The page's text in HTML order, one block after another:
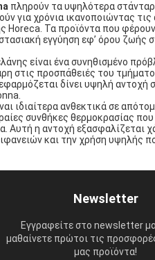
πληρούν τα υψηλότερα
για χρόνια ικανοποιώντας τις
Horeca. Τα προϊόντα που
εγγύηση εφ’ όρου ζωής
είναι ένα συνηθισμένο
στις προσπάθειές του
δίνει υψηλή αντοχή
ιδιαίτερα ανθεκτικά σε
συνθήκες θερμοκρασίας
Αυτή η αντοχή εξασφαλίζεται
και την χρήση υψηλής
Newsletter
Εγγραφείτε στο newsletter
μαθαίνετε πρώτοι τις
μας προϊόντα!